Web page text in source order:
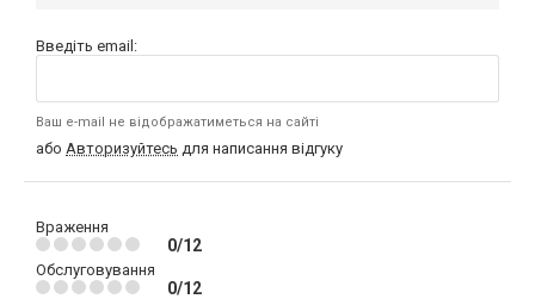
Введіть email:
Ваш e-mail не відображатиметься на сайті
або Авторизуйтесь для написання відгуку
Враження
0/12
Обслуговування
0/12